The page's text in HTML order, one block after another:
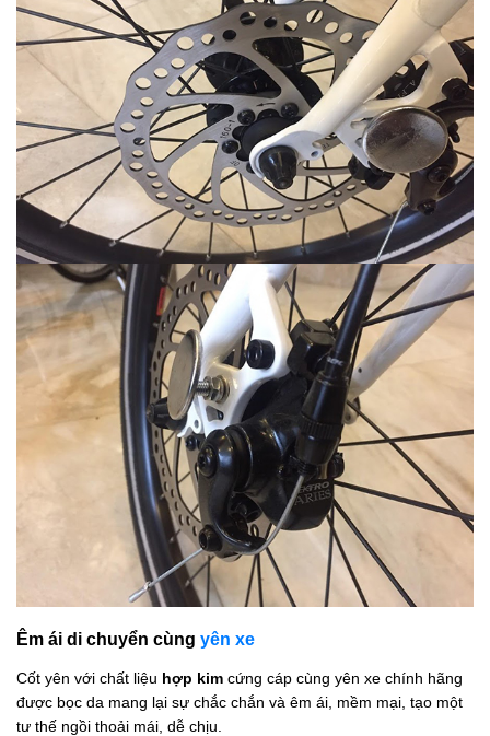
Êm ái di chuyển cùng yên xe
Cốt yên với chất liệu hợp kim cứng cáp cùng yên xe chính hãng
được bọc da mang lại sự chắc chắn và êm ái, mềm mại, tạo một
tư thế ngồi thoải mái, dễ chịu.